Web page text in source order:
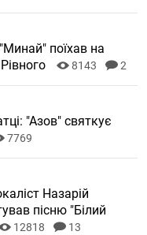
поїхав на
8143 2
"Азов" святкує
7769
Назарій
пісню "Білий
12818 13